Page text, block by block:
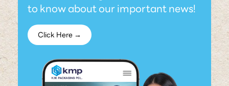
to know about our important news!
Click Here →